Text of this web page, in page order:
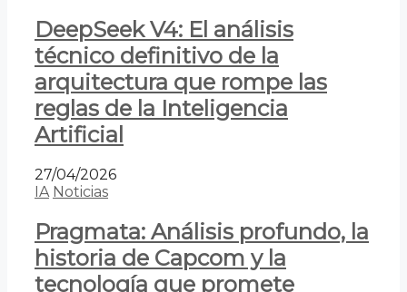
DeepSeek V4: El análisis
técnico definitivo de la
arquitectura que rompe las
reglas de la Inteligencia
Artificial
27/04/2026
IA Noticias
Pragmata: Análisis profundo, la
historia de Capcom y la
tecnología que promete